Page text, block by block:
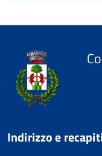
Indirizzo e recapiti